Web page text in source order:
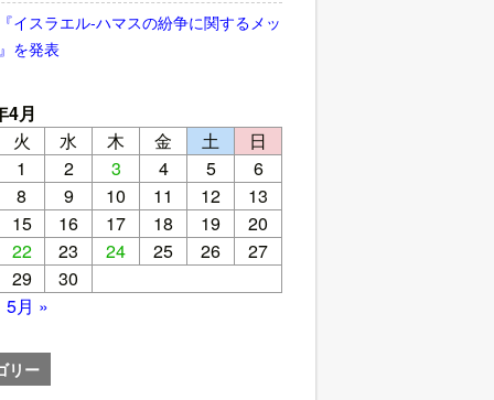
イスラエル‐ハマスの紛争に関するメッ
を発表
4月
火
水 木 金 土
日
1
2 3 4 5
6
8
9 10 11 12
13
15
16 17 18 19
20
22
23 24 25 26
27
29
30
5月 »
リー